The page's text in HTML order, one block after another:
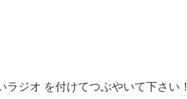
ジオ を付けてつぶやいて下さい！